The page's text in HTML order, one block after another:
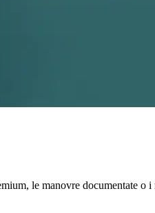
le manovre documentate o